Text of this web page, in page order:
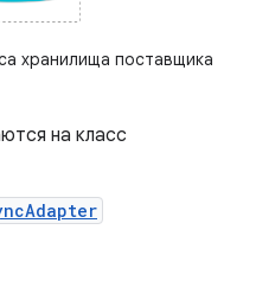
хранилища поставщика
на класс